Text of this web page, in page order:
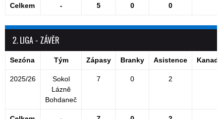
Celkem - 5 0 0
2. LIGA - ZÁVĚR
Sezóna Tým Zápasy Branky Asistence
2025/26
Sokol
Lázně
Bohdaneč
7 0 2